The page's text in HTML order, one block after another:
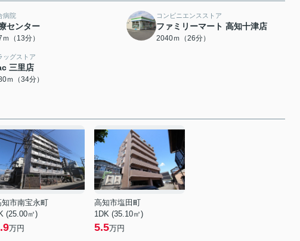
病院
センター
（13分）
コンビニエンスストア
ファミリーマート 高知十津店
2040ｍ（26分）
ッグストア
三里店
ｍ（34分）
知市南宝永町
(25.00㎡)
万円
高知市塩田町
1DK (35.10㎡)
5.5万円